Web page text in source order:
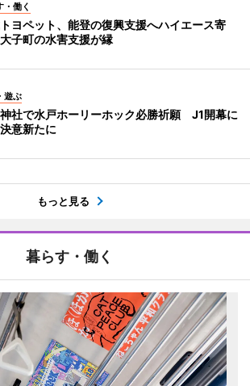
・働く
ヨペット、能登の復興支援へハイエース寄
子町の水害支援が縁
遊ぶ
社で水戸ホーリーホック必勝祈願 J1開幕に
意新たに
もっと見る
暮らす・働く